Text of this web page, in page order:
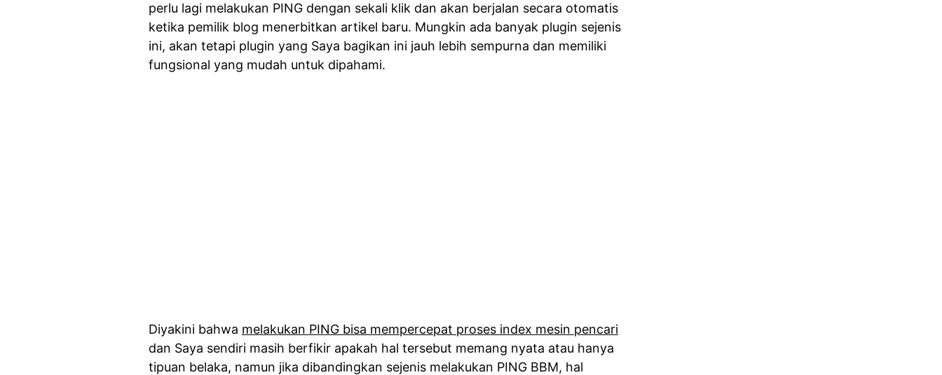
perlu lagi melakukan PING dengan sekali klik dan akan berjalan secara otomatis
ketika pemilik blog menerbitkan artikel baru. Mungkin ada banyak plugin sejenis
ini, akan tetapi plugin yang Saya bagikan ini jauh lebih sempurna dan memiliki
fungsional yang mudah untuk dipahami.
Diyakini bahwa melakukan PING bisa mempercepat proses index mesin pencari
dan Saya sendiri masih berfikir apakah hal tersebut memang nyata atau hanya
tipuan belaka, namun jika dibandingkan sejenis melakukan PING BBM, hal